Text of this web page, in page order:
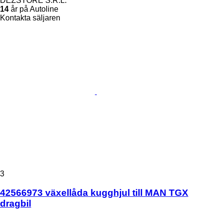
14 år på Autoline
Kontakta säljaren
3
42566973 växellåda kugghjul till MAN TGX
dragbil